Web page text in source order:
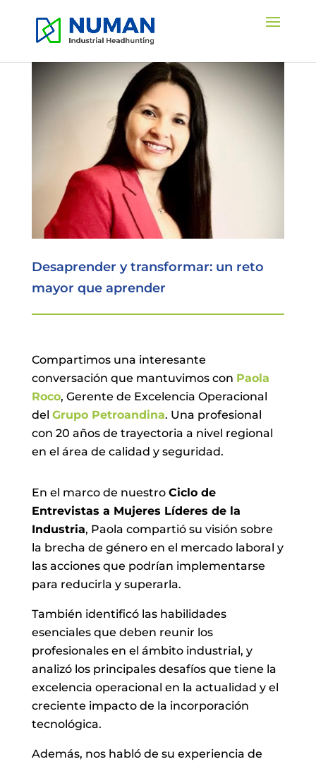
Desaprender y transformar: un reto
mayor que aprender
Compartimos una interesante
conversación que mantuvimos con Paola
Roco, Gerente de Excelencia Operacional
del Grupo Petroandina. Una profesional
con 20 años de trayectoria a nivel regional
en el área de calidad y seguridad.
En el marco de nuestro Ciclo de
Entrevistas a Mujeres Líderes de la
Industria, Paola compartió su visión sobre
la brecha de género en el mercado laboral y
las acciones que podrían implementarse
para reducirla y superarla.
También identificó las habilidades
esenciales que deben reunir los
profesionales en el ámbito industrial, y
analizó los principales desafíos que tiene la
excelencia operacional en la actualidad y el
creciente impacto de la incorporación
tecnológica.
Además, nos habló de su experiencia de